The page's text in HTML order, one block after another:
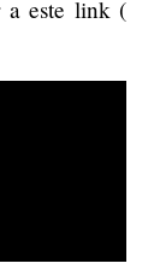
a este link (